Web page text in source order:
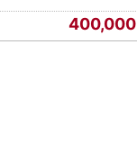
400,000